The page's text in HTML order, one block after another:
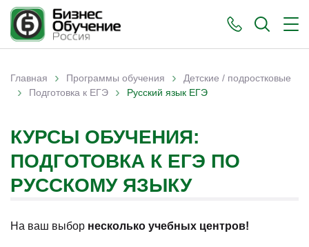
Вы здесь
Главная › Программы обучения › Детские / подростковые
› Подготовка к ЕГЭ › Русский язык ЕГЭ
КУРСЫ ОБУЧЕНИЯ:
ПОДГОТОВКА К ЕГЭ ПО
РУССКОМУ ЯЗЫКУ
На ваш выбор несколько учебных центров!